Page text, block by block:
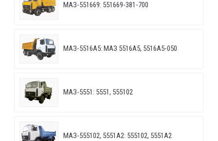
МАЗ-551669: 551669-381-700
МАЗ-5516А5: МАЗ 5516А5, 5516А5-050
МАЗ-5551: 5551, 555102
МАЗ-555102, 5551А2: 555102, 5551А2